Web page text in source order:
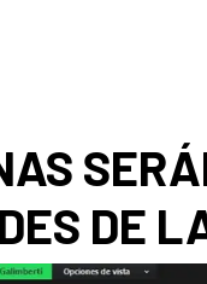
DE